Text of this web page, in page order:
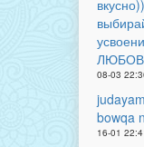
08-03
bowqa
16-01